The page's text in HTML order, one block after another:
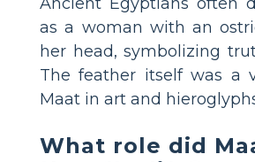
as a woman with an
her head, symbolizing
The feather itself was a
Maat in art and
What role did